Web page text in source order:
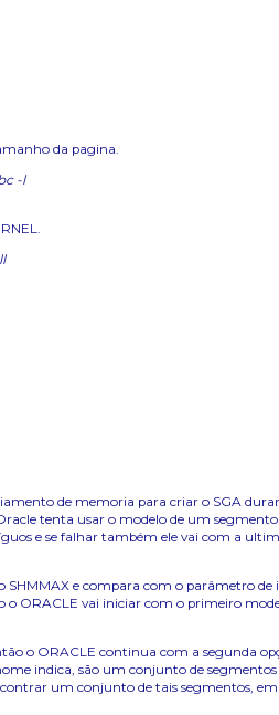
da pagina.
-l
de memoria para criar o SGA
tenta usar o modelo de um segmento
e se falhar também ele vai com a
e compara com o parâmetro de
o ORACLE vai iniciar com o primeiro
o ORACLE continua com a segunda
indica, são um conjunto de
um conjunto de tais segmentos,